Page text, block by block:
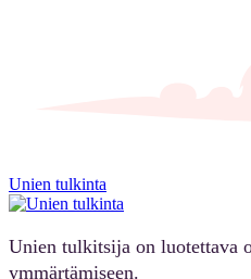
Unien tulkinta
Unien tulkitsija on luotettava
ymmärtämiseen.